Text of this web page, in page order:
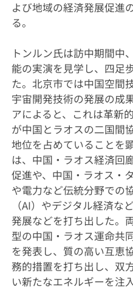
よび地域の経済発展促進
る。
トンルン氏は訪中期間中
能の実演を見学し、四足
た。北京市では中国空間
宇宙開発技術の発展の成
アによると、これは革新
が中国とラオスの二国間
地位を占めていることを
は、中国・ラオス経済回
促進や、中国・ラオス・
や電力など伝統分野での
（AI）やデジタル経済な
発展などを打ち出した。
型の中国・ラオス運命共
を発表し、質の高い互恵
務的措置を打ち出し、双
い新たなエネルギーを注